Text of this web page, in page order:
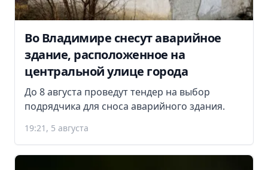
Во Владимире снесут аварийное
здание, расположенное на
центральной улице города
До 8 августа проведут тендер на выбор
подрядчика для сноса аварийного здания.
19:21, 5 августа